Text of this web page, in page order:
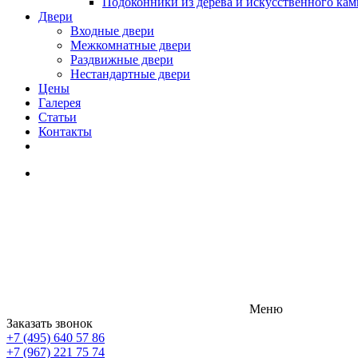
Двери
Входные двери
Межкомнатные двери
Раздвижные двери
Нестандартные двери
Цены
Галерея
Статьи
Контакты
Меню
Заказать звонок
+7 (495) 640 57 86
+7 (967) 221 75 74